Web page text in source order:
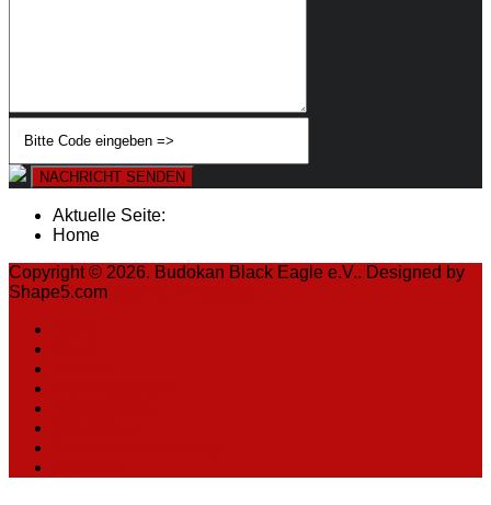
NACHRICHT SENDEN
Aktuelle Seite:
Home
Copyright © 2026. Budokan Black Eagle e.V.. Designed by
Shape5.com